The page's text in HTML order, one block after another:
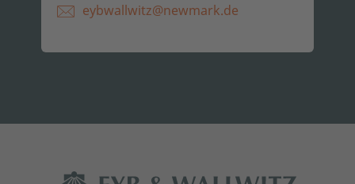
eybwallwitz@newmark.de